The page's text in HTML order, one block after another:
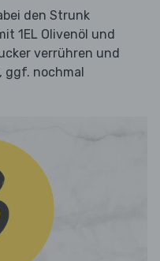
den Strunk
1EL Olivenöl und
verrühren und
ggf. nochmal